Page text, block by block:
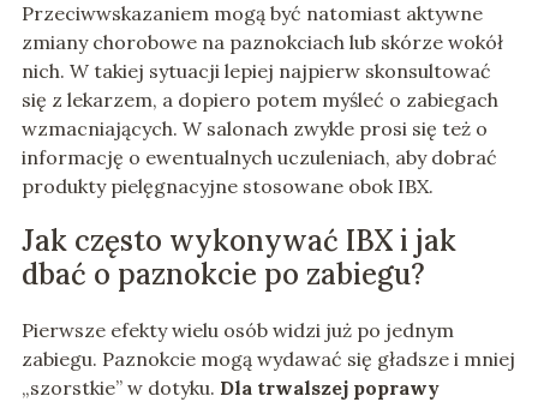
Przeciwwskazaniem mogą być natomiast aktywne
zmiany chorobowe na paznokciach lub skórze wokół
nich. W takiej sytuacji lepiej najpierw skonsultować
się z lekarzem, a dopiero potem myśleć o zabiegach
wzmacniających. W salonach zwykle prosi się też o
informację o ewentualnych uczuleniach, aby dobrać
produkty pielęgnacyjne stosowane obok IBX.
Jak często wykonywać IBX i jak
dbać o paznokcie po zabiegu?
Pierwsze efekty wielu osób widzi już po jednym
zabiegu. Paznokcie mogą wydawać się gładsze i mniej
„szorstkie” w dotyku. Dla trwalszej poprawy